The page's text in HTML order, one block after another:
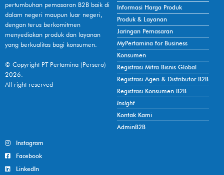
pertumbuhan pemasaran B2B baik di
dalam negeri maupun luar negeri,
dengan terus berkomitmen
menyediakan produk dan layanan
yang berkualitas bagi konsumen.
© Copyright PT Pertamina (Persero)
2026.
All right reserved
Informasi Harga Produk
Produk & Layanan
Jaringan Pemasaran
MyPertamina for Business
Konsumen
Registrasi Mitra Bisnis Global
Registrasi Agen & Distributor B2B
Registrasi Konsumen B2B
Insight
Kontak Kami
AdminB2B
Instagram
Facebook
LinkedIn